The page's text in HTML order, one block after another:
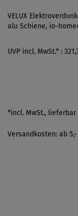
VELUX
alu Schiene, io-
UVP incl. MwSt.* :
*incl. MwSt., lieferbar
Versandkosten: ab